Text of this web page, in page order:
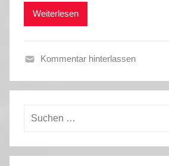
Weiterlesen
r
Kommentar hinterlassen
Suchen